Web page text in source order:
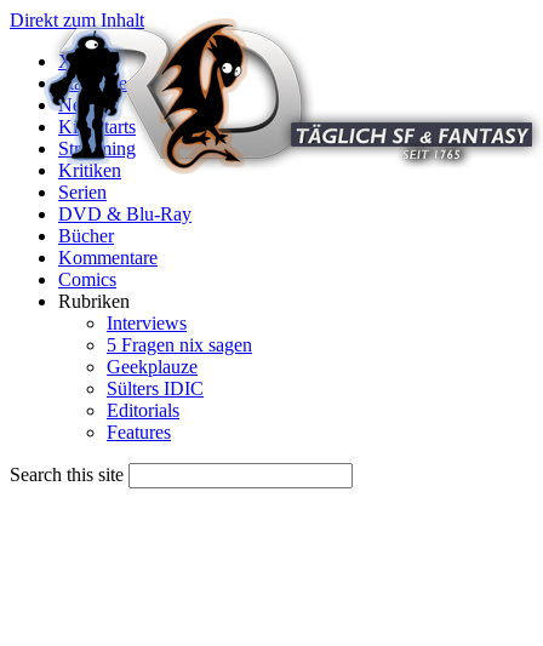
Direkt zum Inhalt
X
Startseite
News
Kinostarts
Streaming
Kritiken
Serien
DVD & Blu-Ray
Bücher
Kommentare
Comics
Rubriken
Interviews
5 Fragen nix sagen
Geekplauze
Sülters IDIC
Editorials
Features
Search this site